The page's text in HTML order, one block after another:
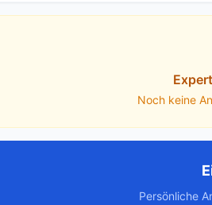
Noch keine
Persönliche